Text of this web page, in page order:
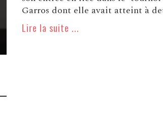
Garros dont elle avait atteint à
Lire la suite ...